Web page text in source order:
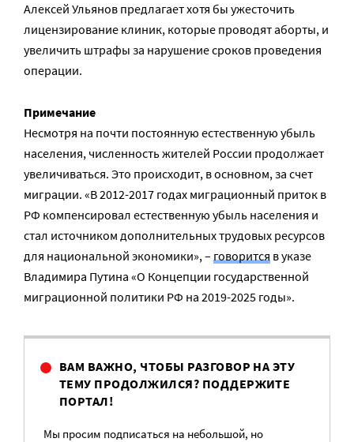
Алексей Ульянов предлагает хотя бы ужесточить
лицензирование клиник, которые проводят аборты, и
увеличить штрафы за нарушение сроков проведения
операции.
Примечание
Несмотря на почти постоянную естественную убыль
населения, численность жителей России продолжает
увеличиваться. Это происходит, в основном, за счет
миграции. «В 2012-2017 годах миграционный приток в
РФ компенсировал естественную убыль населения и
стал источником дополнительных трудовых ресурсов
для национальной экономики», – говорится в указе
Владимира Путина «О Концепции государственной
миграционной политики РФ на 2019-2025 годы».
ВАМ ВАЖНО, ЧТОБЫ РАЗГОВОР НА ЭТУ
ТЕМУ ПРОДОЛЖИЛСЯ? ПОДДЕРЖИТЕ
ПОРТАЛ!
Мы просим подписаться на небольшой, но